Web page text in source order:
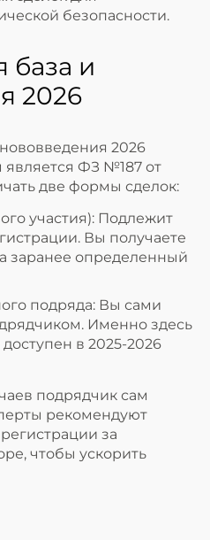
безопасности.
база и
2026
ФЗ №187 от
две формы сделок:
участия): Подлежит
Вы получаете
заранее определенный
подряда: Вы сами
Именно здесь
в 2025-2026
подрядчик сам
рекомендуют
за
чтобы ускорить